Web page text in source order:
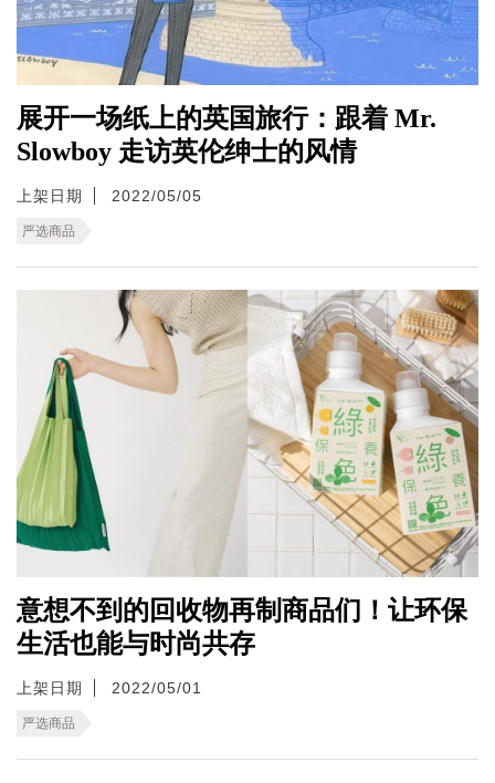
展开一场纸上的英国旅行：跟着 Mr.
Slowboy 走访英伦绅士的风情
上架日期 2022/05/05
严选商品
意想不到的回收物再制商品们！让环保
生活也能与时尚共存
上架日期 2022/05/01
严选商品